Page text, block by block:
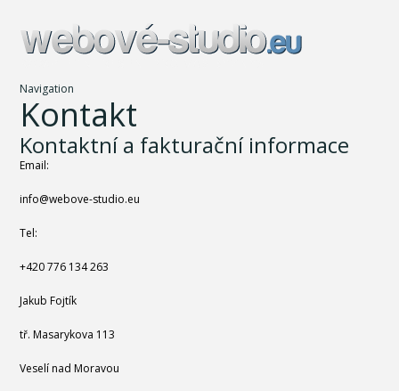
Navigation
Kontakt
Kontaktní a fakturační informace
Email:
info@webove-studio.eu
Tel:
+420 776 134 263
Jakub Fojtík
tř. Masarykova 113
Veselí nad Moravou